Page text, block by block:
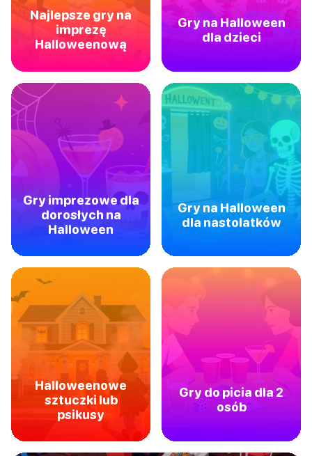
Najlepsze gry na
imprezę
Halloweenową
Gry na Halloween
dla dzieci
Gry imprezowe dla
dorosłych na
Halloween
Gry na Halloween
dla nastolatków
Halloweenowe
sztuczki lub
psikusy
Gry do picia dla 2
osób